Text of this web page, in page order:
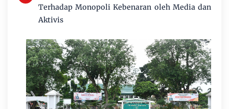
Terhadap Monopoli Kebenaran oleh Media dan
Aktivis